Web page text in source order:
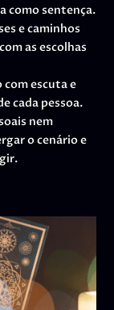
como sentença.
e caminhos
as escolhas
escuta e
cada pessoa.
nem
o cenário e